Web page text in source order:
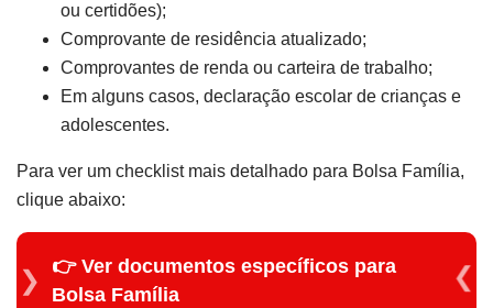
ou certidões);
Comprovante de residência atualizado;
Comprovantes de renda ou carteira de trabalho;
Em alguns casos, declaração escolar de crianças e
adolescentes.
Para ver um checklist mais detalhado para Bolsa Família,
clique abaixo:
👉 Ver documentos específicos para
Bolsa Família